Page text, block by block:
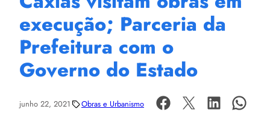
execução; Parceria da
Prefeitura com o
Governo do Estado
junho 22, 2021 Obras e Urbanismo